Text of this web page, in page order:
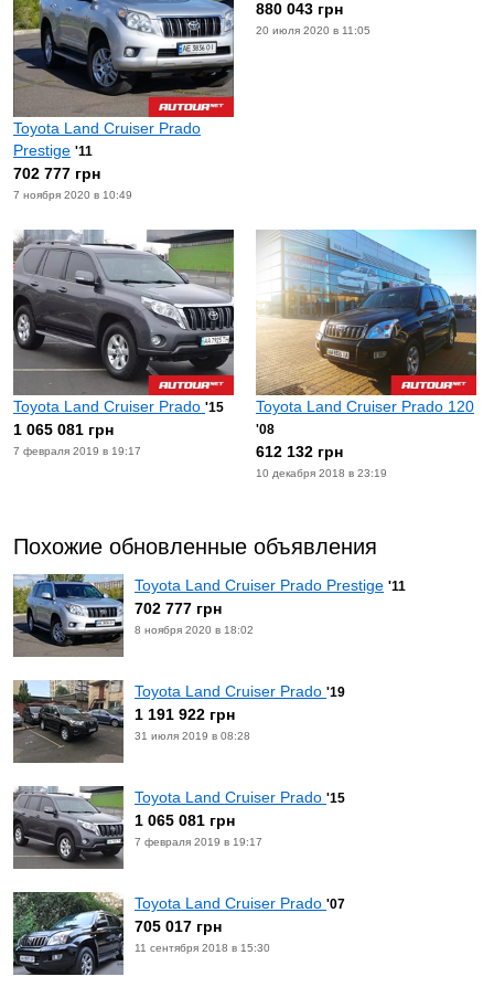
Toyota Land Cruiser Prado
Prestige '11
702 777 грн
7 ноября 2020 в 10:49
880 043 грн
20 июля 2020 в 11:05
Toyota Land Cruiser Prado '15
1 065 081 грн
7 февраля 2019 в 19:17
Toyota Land Cruiser Prado 120
'08
612 132 грн
10 декабря 2018 в 23:19
Похожие обновленные объявления
Toyota Land Cruiser Prado Prestige '11
702 777 грн
8 ноября 2020 в 18:02
Toyota Land Cruiser Prado '19
1 191 922 грн
31 июля 2019 в 08:28
Toyota Land Cruiser Prado '15
1 065 081 грн
7 февраля 2019 в 19:17
Toyota Land Cruiser Prado '07
705 017 грн
11 сентября 2018 в 15:30